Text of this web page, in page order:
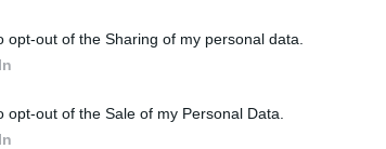
opt-out of the Sharing of my personal data.
opt-out of the Sale of my Personal Data.